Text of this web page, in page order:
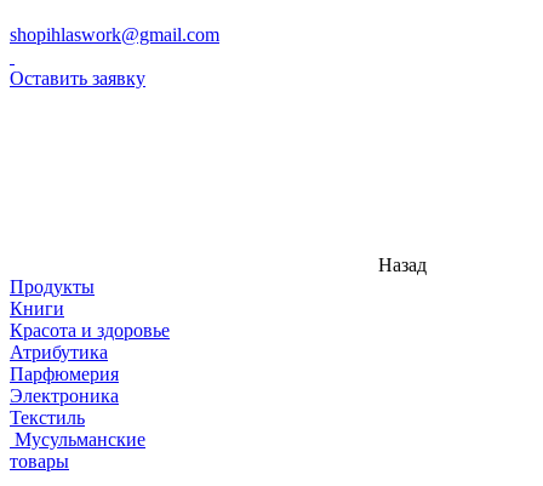
shopihlaswork@gmail.com
Оставить заявку
Назад
Продукты
Книги
Красота и здоровье
Атрибутика
Парфюмерия
Электроника
Текстиль
Мусульманские
товары